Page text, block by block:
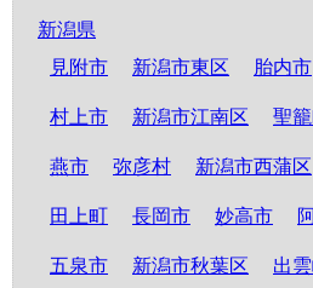
新潟県
見附市
新潟市東区 胎内市
村上市 新潟市江南区 聖
燕市 弥彦村 新潟市西蒲区
田上町 長岡市 妙高市
五泉市 新潟市秋葉区 出